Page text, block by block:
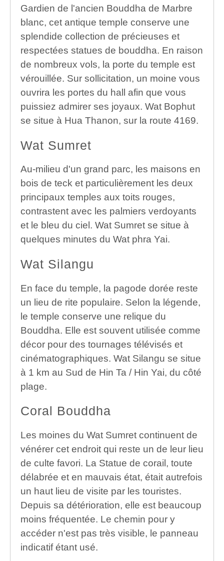
Gardien de l'ancien Bouddha de Marbre
blanc, cet antique temple conserve une
splendide collection de précieuses et
respectées statues de bouddha. En raison
de nombreux vols, la porte du temple est
vérouillée. Sur sollicitation, un moine vous
ouvrira les portes du hall afin que vous
puissiez admirer ses joyaux. Wat Bophut
se situe à Hua Thanon, sur la route 4169.
Wat Sumret
Au-milieu d'un grand parc, les maisons en
bois de teck et particulièrement les deux
principaux temples aux toits rouges,
contrastent avec les palmiers verdoyants
et le bleu du ciel. Wat Sumret se situe à
quelques minutes du Wat phra Yai.
Wat Silangu
En face du temple, la pagode dorée reste
un lieu de rite populaire. Selon la légende,
le temple conserve une relique du
Bouddha. Elle est souvent utilisée comme
décor pour des tournages télévisés et
cinématographiques. Wat Silangu se situe
à 1 km au Sud de Hin Ta / Hin Yai, du côté
plage.
Coral Bouddha
Les moines du Wat Sumret continuent de
vénérer cet endroit qui reste un de leur lieu
de culte favori. La Statue de corail, toute
délabrée et en mauvais état, était autrefois
un haut lieu de visite par les touristes.
Depuis sa détérioration, elle est beaucoup
moins fréquentée. Le chemin pour y
accéder n'est pas très visible, le panneau
indicatif étant usé.